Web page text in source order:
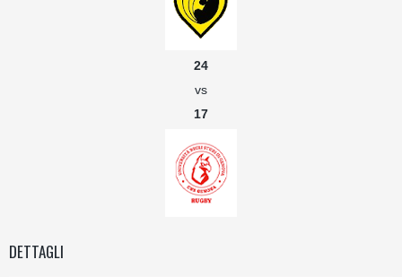
24
vs
17
DETTAGLI